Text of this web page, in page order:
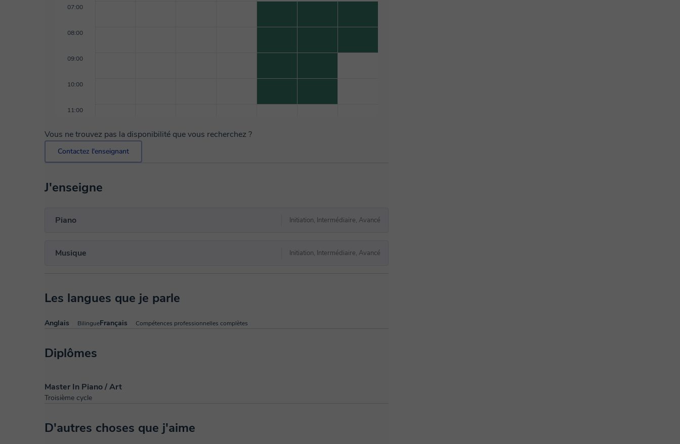
07:00
08:00
09:00
10:00
11:00
Vous ne trouvez pas la disponibilité que vous recherchez ?
Contactez l'enseignant
J'enseigne
Piano Initiation, Intermédiaire, Avancé
Musique Initiation, Intermédiaire, Avancé
Les langues que je parle
Anglais BilingueFrançais Compétences professionnelles complètes
Diplômes
Master In Piano / Art
Troisième cycle
D'autres choses que j'aime